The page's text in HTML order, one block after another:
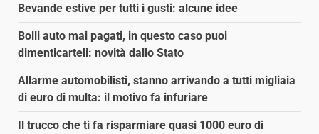
Bevande estive per tutti i gusti: alcune idee
Bolli auto mai pagati, in questo caso puoi
dimenticarteli: novità dallo Stato
Allarme automobilisti, stanno arrivando a tutti migliaia
di euro di multa: il motivo fa infuriare
Il trucco che ti fa risparmiare quasi 1000 euro di